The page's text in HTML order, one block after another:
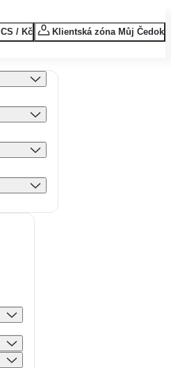
CS / Kč Klientská zóna Můj Čedok